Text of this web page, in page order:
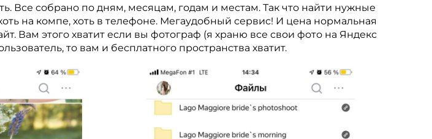
Все собрано по дням, месяцам, годам и местам. Так что найти нужные
на компе, хоть в телефоне. Мегаудобный сервис! И цена нормальная
Вам этого хватит если вы фотограф (я храню все свои фото на Яндекс
то вам и бесплатного пространства хватит.